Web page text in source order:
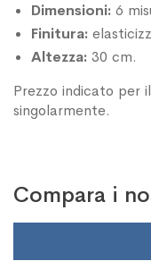
Dimensioni: 6
Finitura:
Altezza: 30 cm.
Prezzo indicato per
singolarmente.
Compara i